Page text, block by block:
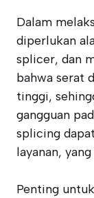
Dalam
diperlukan
splicer, dan
bahwa serat
tinggi,
gangguan
splicing
layanan,
Penting